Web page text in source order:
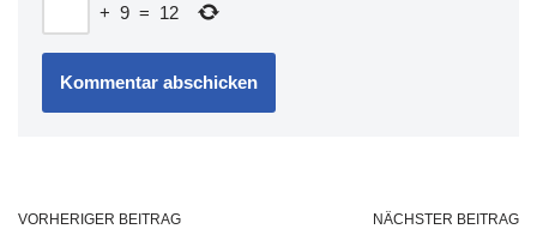
+ 9 = 12
VORHERIGER BEITRAG NÄCHSTER BEITRAG